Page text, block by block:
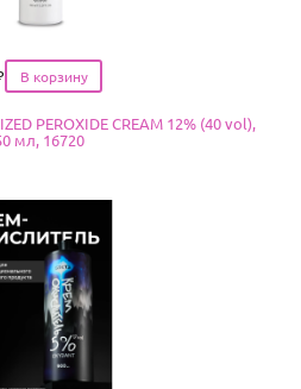
PEROXIDE CREAM 12% (40 vol),
мл, 16720